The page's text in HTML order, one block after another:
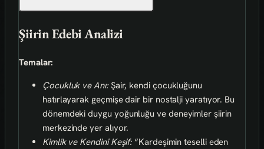
Şiirin Edebi Analizi
Temalar:
Çocukluk ve Anı:Şair, kendi çocukluğunu
hatırlayarak geçmişe dair bir nostalji yaratıyor. Bu
dönemdeki duygu yoğunluğu ve deneyimler şiirin
merkezinde yer alıyor.
Kimlik ve Kendini Keşif:“Kardeşimin teselli eden